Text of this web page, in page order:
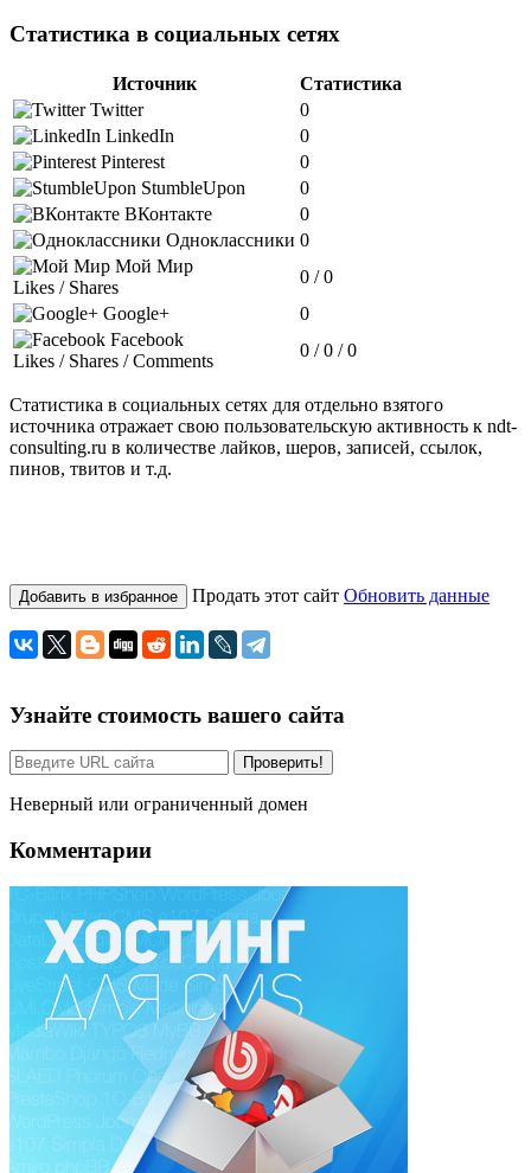
Статистика в социальных сетях
Источник
Статистика
Twitter
0
LinkedIn
0
Pinterest
0
StumbleUpon
0
ВКонтакте
0
Одноклассники 0
Мой Мир
Likes / Shares
0 / 0
Google+
0
Facebook
Likes / Shares / Comments
0 / 0 / 0
Статистика в социальных сетях для отдельно взятого
источника отражает свою пользовательскую активность к ndt-
consulting.ru в количестве лайков, шеров, записей, ссылок,
пинов, твитов и т.д.
Добавить в избранное Продать этот сайт Обновить данные
Узнайте стоимость вашего сайта
Проверить!
Неверный или ограниченный домен
Комментарии